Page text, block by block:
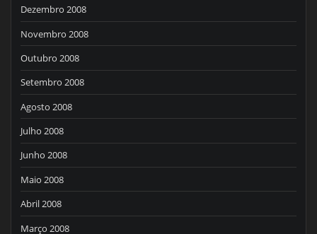
Dezembro 2008
Novembro 2008
Outubro 2008
Setembro 2008
Agosto 2008
Julho 2008
Junho 2008
Maio 2008
Abril 2008
Março 2008